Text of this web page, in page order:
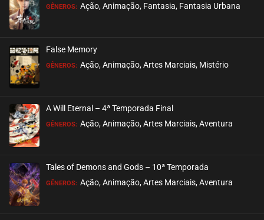
GÊNEROS: Ação, Animação, Fantasia, Fantasia Urbana
False Memory
GÊNEROS: Ação, Animação, Artes Marciais, Mistério
A Will Eternal – 4ª Temporada Final
GÊNEROS: Ação, Animação, Artes Marciais, Aventura
Tales of Demons and Gods – 10ª Temporada
GÊNEROS: Ação, Animação, Artes Marciais, Aventura